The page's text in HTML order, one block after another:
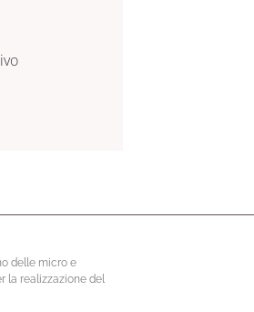
delle micro e
la realizzazione del